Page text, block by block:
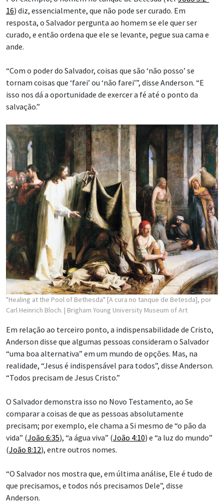
16) diz, essencialmente, que não pode ser curado. Em
resposta, o Salvador pergunta ao homem se ele quer ser
curado, e então ordena que ele se levante, pegue sua cama e
ande.
“Com o poder do Salvador, coisas que são ‘não posso’ se
tornam coisas que ‘farei’ ou ‘não farei’”, disse Anderson. “E
isso nos dá a oportunidade de exercer a fé até o ponto da
salvação.”
"Healing at the Pool of Bethesda" [A cura no tanque de Betesda], por
Carl Heinrich Bloch. | Brigham Young University Museum of Art
Em relação ao terceiro ponto, a indispensabilidade de Cristo,
Anderson disse que algumas pessoas consideram o Salvador
“uma boa alternativa” em um mundo de opções. Mas, na
realidade, “Jesus é indispensável para todos”, disse Anderson.
“Todos precisam de Jesus Cristo.”
O Salvador demonstra isso no Novo Testamento, ao Se
comparar a coisas de que as pessoas absolutamente
precisam; por exemplo, ele chama a Si mesmo de “o pão da
vida” (João 6:35), “a água viva” (João 4:10) e “a luz do mundo”
(João 8:12), entre outros nomes.
“O Salvador nos mostra que, em última análise, Ele é tudo de
que precisamos, e todos nós precisamos Dele”, disse
Anderson.